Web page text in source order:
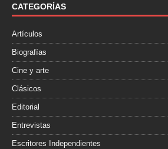
o
k
r
t
i
CATEGORÍAS
Artículos
Biografías
Cine y arte
Clásicos
Editorial
Entrevistas
Escritores Independientes